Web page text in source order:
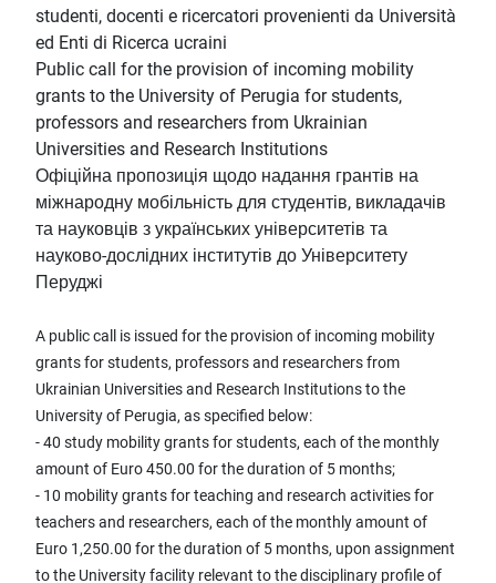
studenti, docenti e ricercatori provenienti da Università
ed Enti di Ricerca ucraini
Public call for the provision of incoming mobility
grants to the University of Perugia for students,
professors and researchers from Ukrainian
Universities and Research Institutions
Офіційна пропозиція щодо надання грантів на
міжнародну мобільність для студентів, викладачів
та науковців з українських університетів та
науково-дослідних інститутів до Університету
Перуджі
A public call is issued for the provision of incoming mobility
grants for students, professors and researchers from
Ukrainian Universities and Research Institutions to the
University of Perugia, as specified below:
- 40 study mobility grants for students, each of the monthly
amount of Euro 450.00 for the duration of 5 months;
- 10 mobility grants for teaching and research activities for
teachers and researchers, each of the monthly amount of
Euro 1,250.00 for the duration of 5 months, upon assignment
to the University facility relevant to the disciplinary profile of